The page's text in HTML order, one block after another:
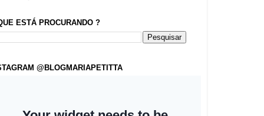
ESTÁ PROCURANDO ?
@BLOGMARIAPETITTA